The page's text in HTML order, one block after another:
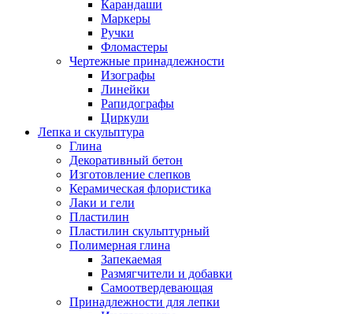
Карандаши
Маркеры
Ручки
Фломастеры
Чертежные принадлежности
Изографы
Линейки
Рапидографы
Циркули
Лепка и скульптура
Глина
Декоративный бетон
Изготовление слепков
Керамическая флористика
Лаки и гели
Пластилин
Пластилин скульптурный
Полимерная глина
Запекаемая
Размягчители и добавки
Самоотвердевающая
Принадлежности для лепки